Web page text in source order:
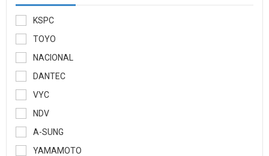
Thiết Bị Đo Lường
Vòng đệm - Bulong - Phụ kiện
Van PCCC
THƯƠNG HIỆU
KSPC
TOYO